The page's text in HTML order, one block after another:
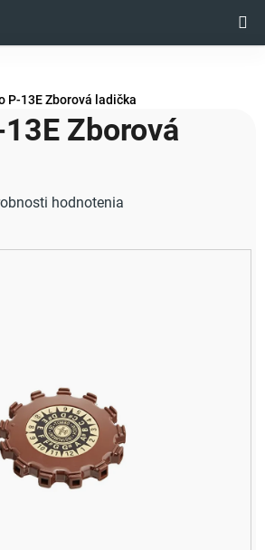
KOŠÍK
P-13E Zborová ladička
Zborová
hodnotenia